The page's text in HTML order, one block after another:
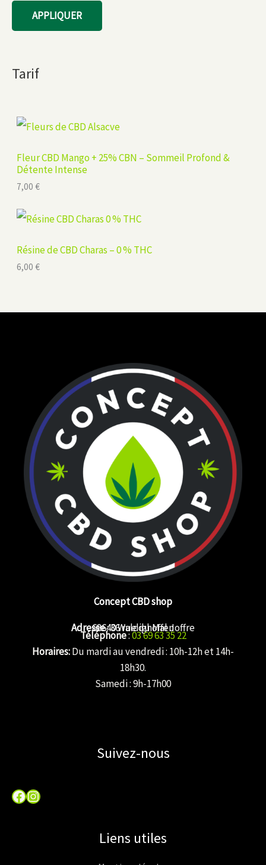
APPLIQUER
Tarif
Fleur CBD Mango + 25% CBN – Sommeil Profond &
Détente Intense
7,00 €
Résine de CBD Charas – 0 % THC
6,00 €
Concept CBD shop
Adresse: 36 rue du Mal Joffre
68640 Waldighoffen
Téléphone:03 69 63 35 22
Horaires:Du mardi au vendredi : 10h-12h et 14h-
18h30.
Samedi : 9h-17h00
Suivez-nous
Facebook
Instagram
Liens utiles